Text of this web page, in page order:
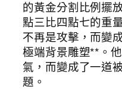
的黃金分割比例擺
點三比四點七的重
不再是攻擊，而變
極端背景雕塑**。
氣，而變成了一道
題。